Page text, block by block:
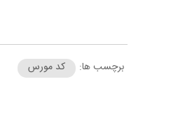
برچسب ها: کد مورس